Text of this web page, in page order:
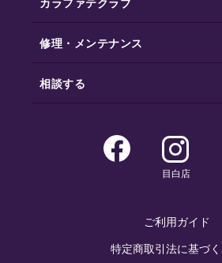
修理・メンテナンス
相談する
目白店
ご利用ガイド
特定商取引法に基づ